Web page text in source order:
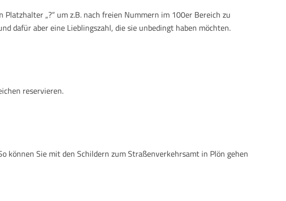
„?“ um z.B. nach freien Nummern im 100er Bereich zu
dafür aber eine Lieblingszahl, die sie unbedingt haben möchten.
reservieren.
können Sie mit den Schildern zum Straßenverkehrsamt in Plön gehen